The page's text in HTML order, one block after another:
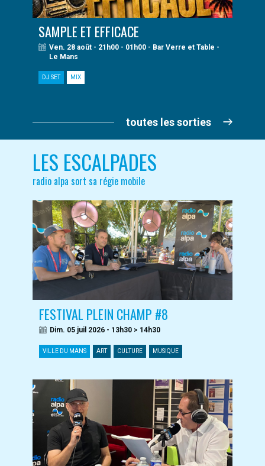
SAMPLE ET EFFICACE
Ven. 28 août - 21h00 - 01h00 - Bar Verre et Table -
Le Mans
DJ SET MIX
toutes les sorties
LES ESCALPADES
radio alpa sort sa régie mobile
FESTIVAL PLEIN CHAMP #8
Dim. 05 juil 2026 - 13h30 > 14h30
VILLE DU MANS ART CULTURE MUSIQUE